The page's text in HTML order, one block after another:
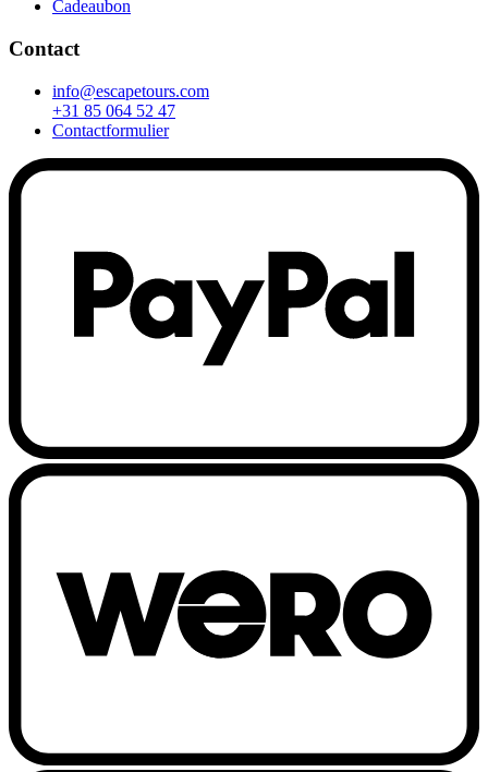
Cadeaubon
Contact
info@escapetours.com
+31 85 064 52 47
Contactformulier